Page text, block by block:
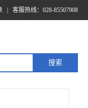
客服热线：028-85507908